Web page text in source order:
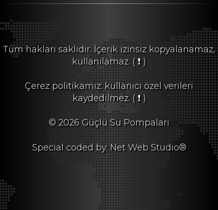
Tüm hakları saklıdır. İçerik izinsiz kopyalanamaz,
kullanılamaz. ( ❗ )
Çerez politikamız: kullanıcı özel verileri
kaydedilmez. ( ❗ )
© 2026 Güçlü Su Pompaları
Special coded by: Net Web Studio®